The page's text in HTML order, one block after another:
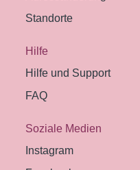
Standorte
Hilfe
Hilfe und Support
FAQ
Soziale Medien
Instagram